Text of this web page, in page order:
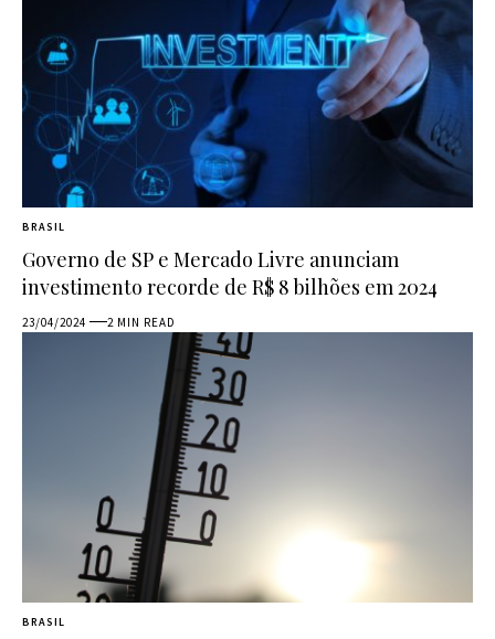
BRASIL
Governo de SP e Mercado Livre anunciam
investimento recorde de R$ 8 bilhões em 2024
23/04/2024 2 MIN READ
BRASIL